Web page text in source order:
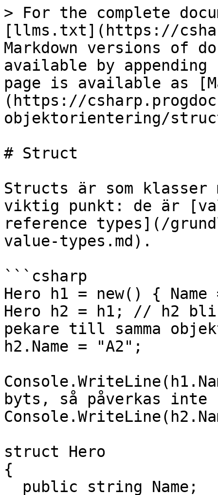
> For the complete
[llms.txt](https://
Markdown versions of
available by
page is available as
(https://
objektorientering/
# Struct
Structs är som
viktig punkt: de är
reference types](/
value-types.md).
```csharp
Hero h1 = new() {
Hero h2 = h1; // h2
pekare till samma
h2.Name = "A2";
byts, så påverkas inte
struct Hero
{